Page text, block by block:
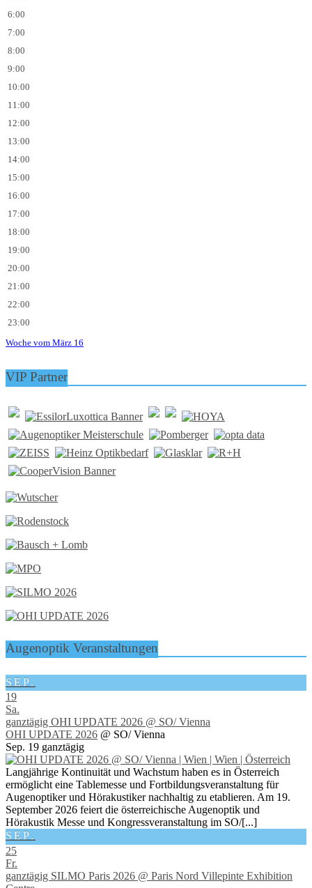
6:00
7:00
8:00
9:00
10:00
11:00
12:00
13:00
14:00
15:00
16:00
17:00
18:00
19:00
20:00
21:00
22:00
23:00
Woche vom März 16
VIP Partner
Augenoptik Veranstaltungen
SEP.
19
Sa.
ganztägig OHI UPDATE 2026 @ SO/ Vienna
OHI UPDATE 2026 @ SO/ Vienna
Sep. 19 ganztägig
Langjährige Kontinuität und Wachstum haben es in Österreich
ermöglicht eine Tablemesse und Fortbildungsveranstaltung für
Augenoptiker und Hörakustiker nachhaltig zu etablieren. Am 19.
September 2026 feiert die österreichische Augenoptik und
Hörakustik Messe und Kongressveranstaltung im SO/[...]
SEP.
25
Fr.
ganztägig SILMO Paris 2026 @ Paris Nord Villepinte Exhibition